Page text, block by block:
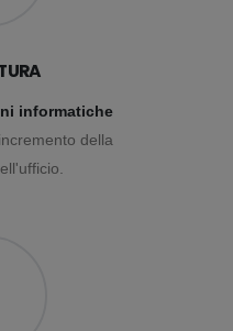
informatiche
della